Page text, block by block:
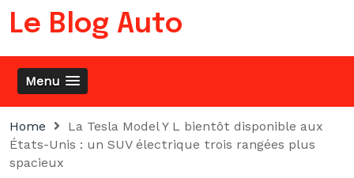
Skip
Le Blog Auto
Menu
Home
La Tesla Model Y L bientôt disponible aux
États-Unis : un SUV électrique trois rangées plus
spacieux